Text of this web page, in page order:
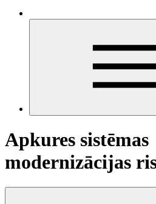
Apkures sistēmas
modernizācijas